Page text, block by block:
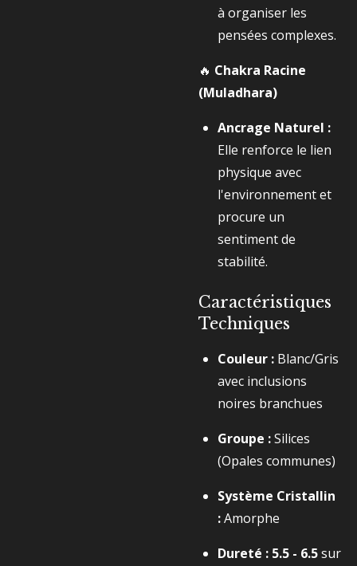
à organiser les
pensées complexes.
🔥 Chakra Racine
(Muladhara)
Ancrage Naturel :
Elle renforce le lien
physique avec
l'environnement et
procure un
sentiment de
stabilité.
Caractéristiques
Techniques
Couleur : Blanc/Gris
avec inclusions
noires branchues
Groupe :Silices
(Opales communes)
Système Cristallin
:Amorphe
Dureté : 5.5 - 6.5sur